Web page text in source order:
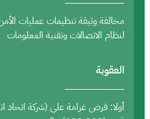
مخالفة وثيقة تنظيمات عمليات
لنظام الاتصالات وتقنية المعلومات
العقوبة
أولا: فرض غرامة على (شركة اتحاد